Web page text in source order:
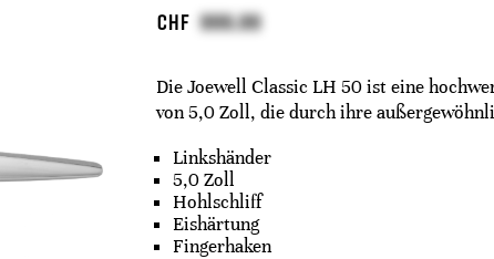
CHF
Die Joewell Classic LH 50 ist eine
von 5,0 Zoll, die durch ihre
Linkshänder
5,0 Zoll
Hohlschliff
Eishärtung
Fingerhaken